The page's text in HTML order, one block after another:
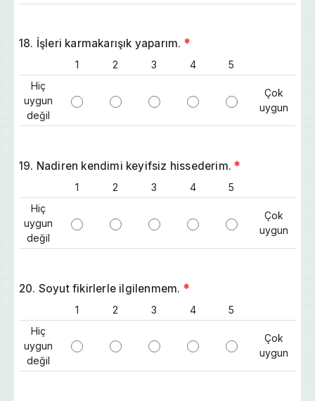
18. İşleri karmakarışık yaparım. *
1 2 3 4
5
Hiç
uygun
değil
Çok
uygun
19. Nadiren kendimi keyifsiz hissederim.*
1 2 3 4
5
Hiç
uygun
değil
Çok
uygun
20. Soyut fikirlerle ilgilenmem. *
1 2 3 4
5
Hiç
uygun
değil
Çok
uygun